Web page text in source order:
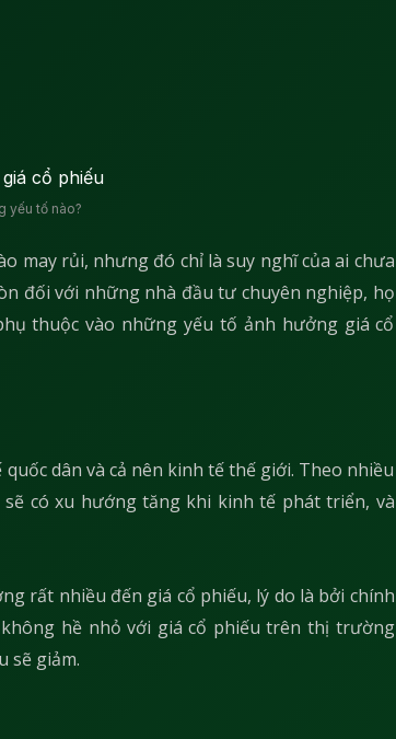
yếu tố nào?
may rủi, nhưng đó chỉ là suy nghĩ của ai chưa
đối với những nhà đầu tư chuyên nghiệp, họ
thuộc vào những yếu tố ảnh hưởng giá cổ
dân và cả nên kinh tế thế giới. Theo nhiều
có xu hướng tăng khi kinh tế phát triển, và
rất nhiều đến giá cổ phiếu, lý do là bởi chính
hề nhỏ với giá cổ phiếu trên thị trường
sẽ giảm.